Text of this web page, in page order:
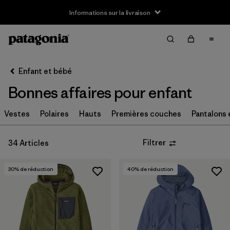
Informations sur la livraison
Filtrer par
Taille
S (19)
M (22)
L (24)
(28)
XXL (16)
Enfant et bébé
Bonnes affaires pour enfant
Vestes Polaires Hauts Premières couches
34 Articles Filtrer
30% de réduction 40% de réduction